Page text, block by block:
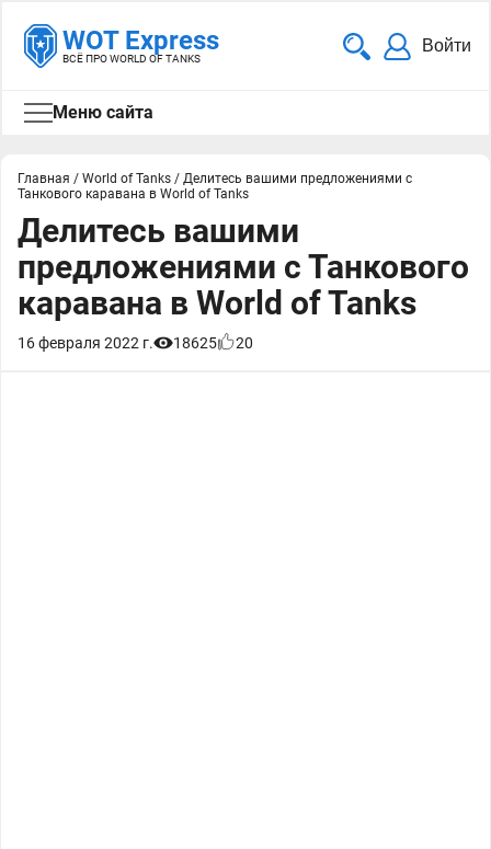
WOT Express
ВСЁ ПРО WORLD OF TANKS
Войти
Меню сайта
Главная / World of Tanks / Делитесь вашими предложениями с
Танкового каравана в World of Tanks
Делитесь вашими
предложениями с Танкового
каравана в World of Tanks
16 февраля 2022 г. 18625 20